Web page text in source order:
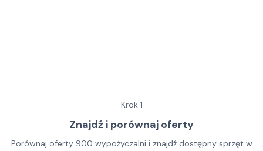
Krok 1
Znajdź i porównaj oferty
Porównaj oferty 900 wypożyczalni i znajdź dostępny sprzęt w